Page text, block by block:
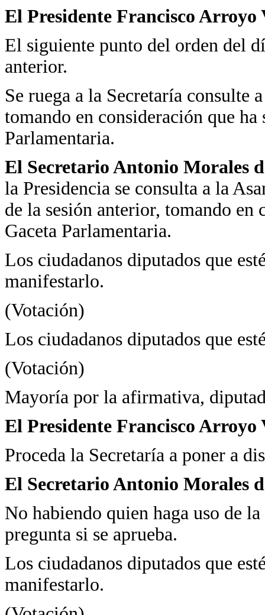
El Presidente Francisco
El siguiente punto del orden del
anterior.
Se ruega a la Secretaría consulte
tomando en consideración que
Parlamentaria.
El Secretario Antonio Morales
la Presidencia se consulta a la
de la sesión anterior, tomando en
Gaceta Parlamentaria.
Los ciudadanos diputados que
manifestarlo.
(Votación)
Los ciudadanos diputados que
(Votación)
Mayoría por la afirmativa,
El Presidente Francisco
Proceda la Secretaría a poner a
El Secretario Antonio Morales
No habiendo quien haga uso de
pregunta si se aprueba.
Los ciudadanos diputados que
manifestarlo.